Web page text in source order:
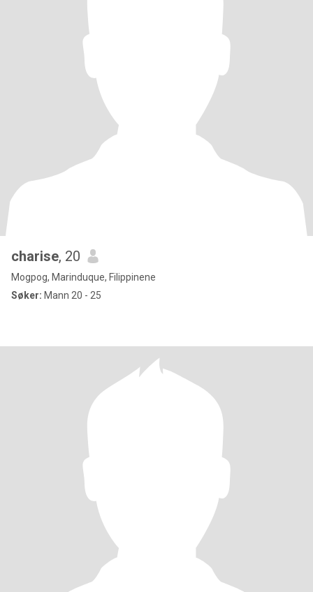
charise, 20
Mogpog, Marinduque, Filippinene
Søker: Mann 20 - 25